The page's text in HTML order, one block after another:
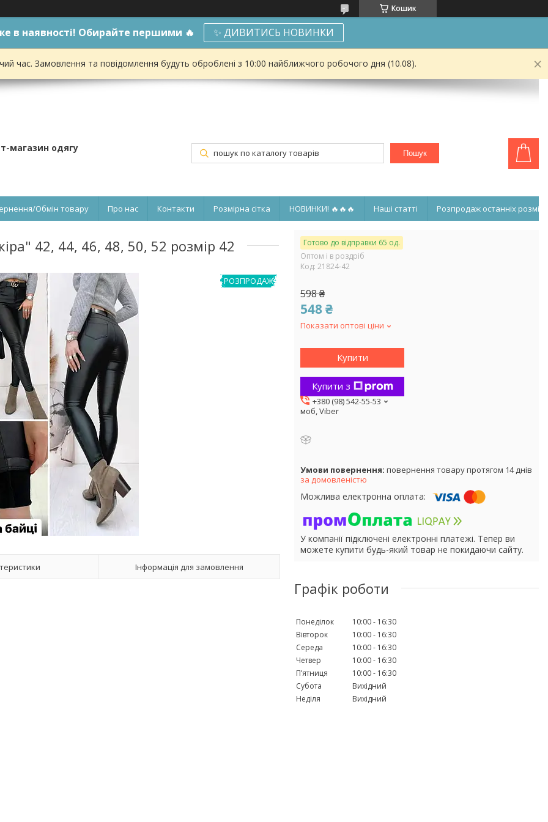
Кошик
в наявності! Обирайте першими 🔥 ✨ ДИВИТИСЬ НОВИНКИ
час. Замовлення та повідомлення будуть оброблені з 10:00 найближчого робочого дня (10.08).
магазин одягу Пошук
Обмін товару Про нас Контакти Розмірна сітка НОВИНКИ! 🔥🔥🔥 Наші статті Розпродаж останніх
42, 44, 46, 48, 50, 52 розмір 42
РОЗПРОДАЖ
Інформація для замовлення
Готово до відправки 65 од.
Оптом і в роздріб
Код: 21824-42
598 ₴
548 ₴
Показати оптові ціни
Купити
Купити з
+380 (98) 542-55-53
моб, Viber
повернення товару протягом 14 днів
за домовленістю
У компанії підключені електронні платежі. Тепер ви
можете купити будь-який товар не покидаючи сайту.
Графік роботи
Понеділок 10:00
16:30
Вівторок
10:00
16:30
Середа
10:00
16:30
Четвер
10:00
16:30
Пʼятниця
10:00
16:30
Субота
Вихідний
Неділя
Вихідний